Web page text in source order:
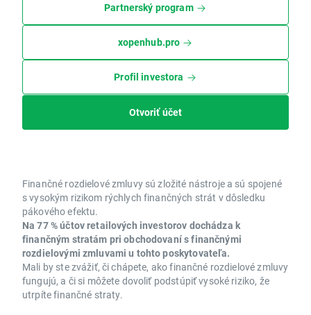
Partnerský program
xopenhub.pro
Profil investora
Otvoriť účet
Finančné rozdielové zmluvy sú zložité nástroje a sú spojené
s vysokým rizikom rýchlych finančných strát v dôsledku
pákového efektu.
Na 77 % účtov retailových investorov dochádza k
finančným stratám pri obchodovaní s finančnými
rozdielovými zmluvami u tohto poskytovateľa.
Mali by ste zvážiť, či chápete, ako finančné rozdielové zmluvy
fungujú, a či si môžete dovoliť podstúpiť vysoké riziko, že
utrpíte finančné straty.